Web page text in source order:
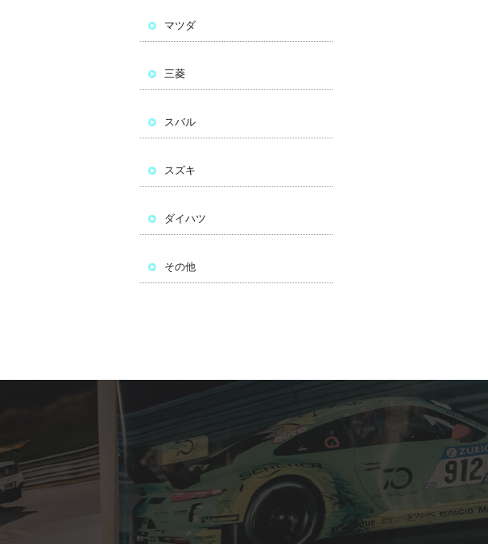
マツダ
三菱
スバル
スズキ
ダイハツ
その他